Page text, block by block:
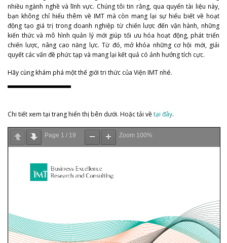
nhiều ngành nghề và lĩnh vực. Chúng tôi tin rằng, qua quyển tài liệu này,
bạn không chỉ hiểu thêm về IMT mà còn mang lại sự hiểu biết về hoạt
động tạo giá trị trong doanh nghiệp từ chiến lược đến vận hành, những
kiến thức và mô hình quản lý mới giúp tối ưu hóa hoạt động, phát triển
chiến lược, nâng cao năng lực. Từ đó, mở khóa những cơ hội mới, giải
quyết các vấn đề phức tạp và mang lại kết quả có ảnh hưởng tích cực.
Hãy cùng khám phá một thế giới tri thức của Viện IMT nhé.
Chi tiết xem tại trang hiển thị bên dưới. Hoặc tải vềtại đây.
Page 1 / 19 Zoom 100%